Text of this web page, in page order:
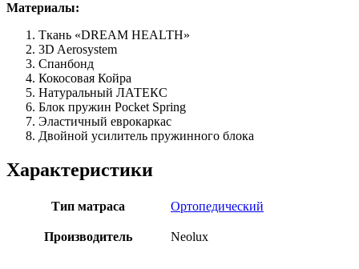
Материалы:
Ткань «DREAM HEALTH»
3D Aerosystem
Спанбонд
Кокосовая Койра
Натуральный ЛАТЕКС
Блок пружин Pocket Spring
Эластичный еврокаркас
Двойной усилитель пружинного блока
Характеристики
Тип матраса Ортопедический
Производитель Neolux